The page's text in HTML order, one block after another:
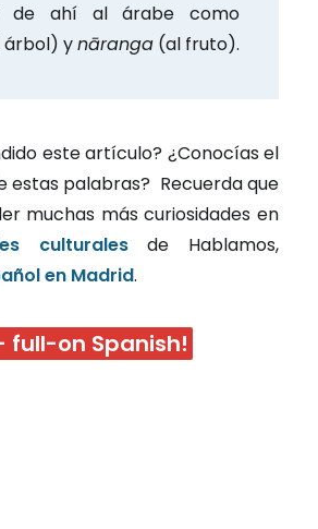
de ahí al árabe como
árbol) ynāranga (al fruto).
este artículo? ¿Conocías el
estas palabras? Recuerda que
muchas más curiosidades en
culturalesde Hablamos,
en Madrid.
full-on Spanish!